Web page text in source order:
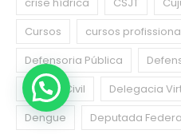
Cursos
cursos
Defensoria Pública
Defesa Civil
Delegacia
Dengue
Deputada